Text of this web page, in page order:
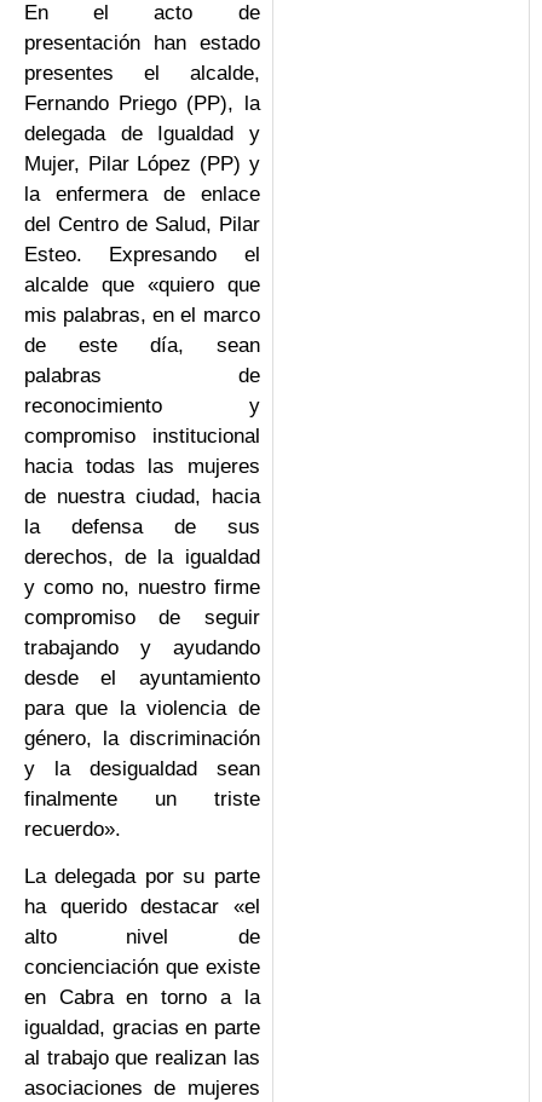
En el acto de
presentación han estado
presentes el alcalde,
Fernando Priego (PP), la
delegada de Igualdad y
Mujer, Pilar López (PP) y
la enfermera de enlace
del Centro de Salud, Pilar
Esteo. Expresando el
alcalde que «quiero que
mis palabras, en el marco
de este día, sean
palabras de
reconocimiento y
compromiso institucional
hacia todas las mujeres
de nuestra ciudad, hacia
la defensa de sus
derechos, de la igualdad
y como no, nuestro firme
compromiso de seguir
trabajando y ayudando
desde el ayuntamiento
para que la violencia de
género, la discriminación
y la desigualdad sean
finalmente un triste
recuerdo».
La delegada por su parte
ha querido destacar «el
alto nivel de
concienciación que existe
en Cabra en torno a la
igualdad, gracias en parte
al trabajo que realizan las
asociaciones de mujeres